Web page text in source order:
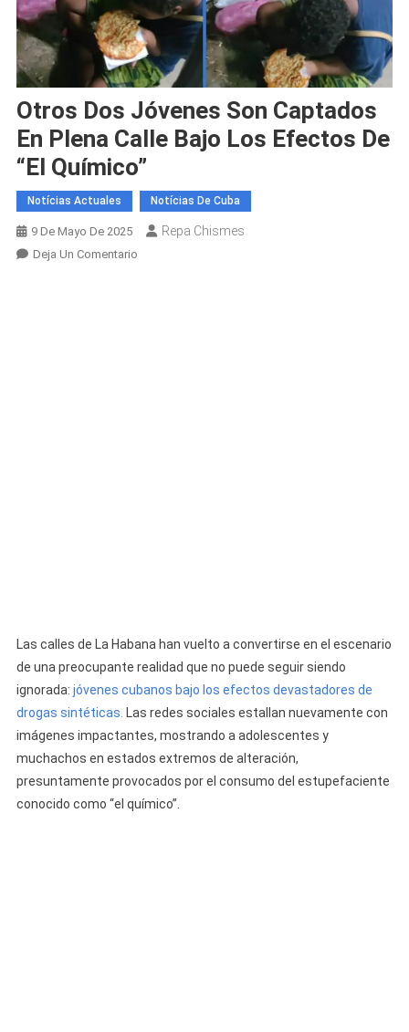
Otros Dos Jóvenes Son Captados
En Plena Calle Bajo Los Efectos De
“El Químico”
Notícias Actuales Notícias De Cuba
9 De Mayo De 2025 Repa Chismes
Deja Un ComentarioEn
Las calles de La Habana han vuelto a convertirse en el escenario
de una preocupante realidad que no puede seguir siendo
ignorada: jóvenes cubanos bajo los efectos devastadores de
drogas sintéticas. Las redes sociales estallan nuevamente con
imágenes impactantes, mostrando a adolescentes y
muchachos en estados extremos de alteración,
presuntamente provocados por el consumo del estupefaciente
conocido como “el químico”.